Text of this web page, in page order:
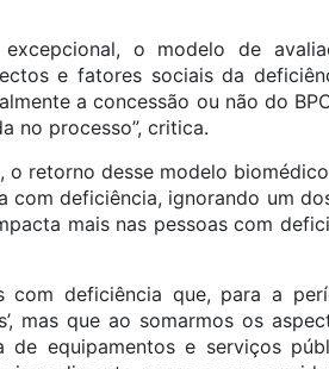
o modelo de
e fatores sociais da
a concessão ou não do
no processo”, critica.
o retorno desse modelo
com deficiência, ignorando um
mais nas pessoas com
com deficiência que, para a
mas que ao somarmos os
de equipamentos e serviços